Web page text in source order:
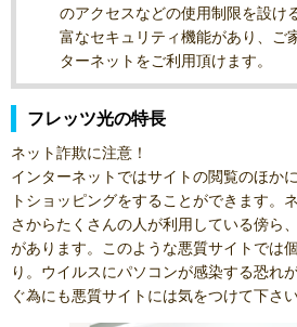
のアクセスなどの使用制限を設け
富なセキュリティ機能があり、ご
ターネットをご利用頂けます。
フレッツ光の特長
ネット詐欺に注意！
インターネットではサイトの閲覧のほか
トショッピングをすることができます。
さからたくさんの人が利用している傍ら
があります。このような悪質サイトでは
り。ウイルスにパソコンが感染する恐れ
ぐ為にも悪質サイトには気をつけて下さい